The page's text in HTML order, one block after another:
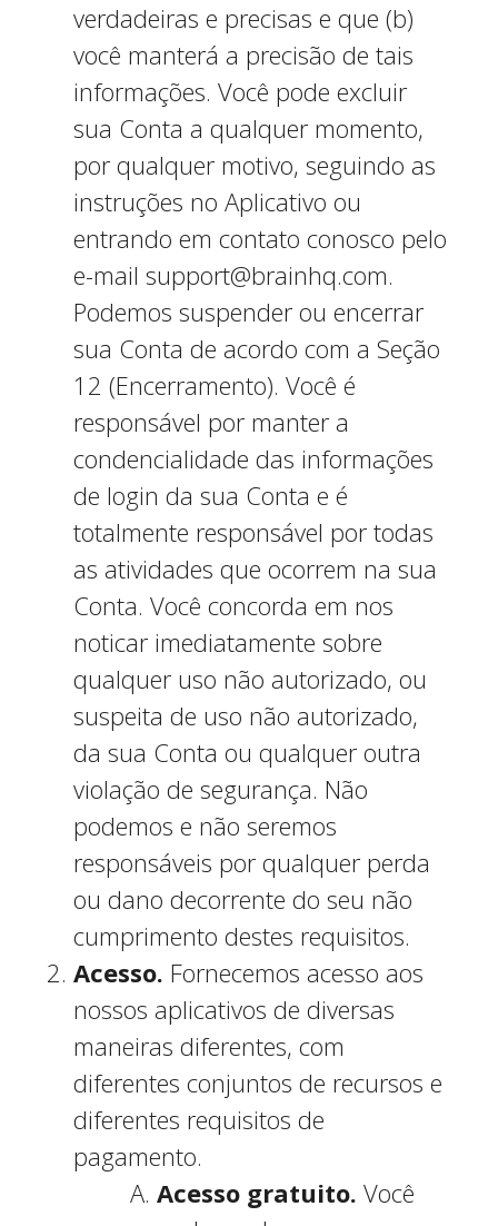
verdadeiras e precisas e que (b)
você manterá a precisão de tais
informações. Você pode excluir
sua Conta a qualquer momento,
por qualquer motivo, seguindo as
instruções no Aplicativo ou
entrando em contato conosco pelo
e-mail support@brainhq.com.
Podemos suspender ou encerrar
sua Conta de acordo com a Seção
12 (Encerramento). Você é
responsável por manter a
confidencialidade das informações
de login da sua Conta e é
totalmente responsável por todas
as atividades que ocorrem na sua
Conta. Você concorda em nos
notificar imediatamente sobre
qualquer uso não autorizado, ou
suspeita de uso não autorizado,
da sua Conta ou qualquer outra
violação de segurança. Não
podemos e não seremos
responsáveis por qualquer perda
ou dano decorrente do seu não
cumprimento destes requisitos.
Acesso. Fornecemos acesso aos
nossos aplicativos de diversas
maneiras diferentes, com
diferentes conjuntos de recursos e
diferentes requisitos de
pagamento.
Acesso gratuito. Você